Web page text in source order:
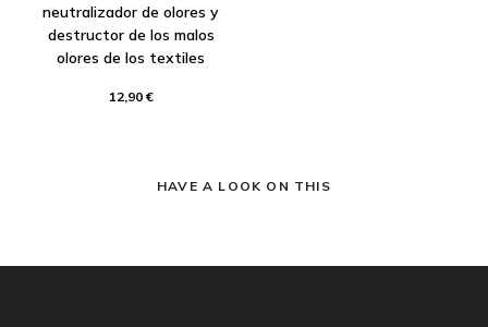
neutralizador de olores y
destructor de los malos
olores de los textiles
12,90 €
HAVE A LOOK ON THIS